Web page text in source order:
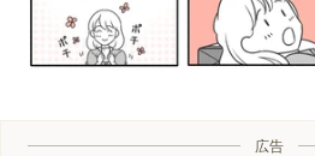
広告